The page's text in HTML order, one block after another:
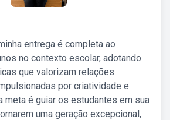
entrega é completa ao
no contexto escolar, adotando
que valorizam relações
por criatividade e
meta é guiar os estudantes em sua
uma geração excepcional,